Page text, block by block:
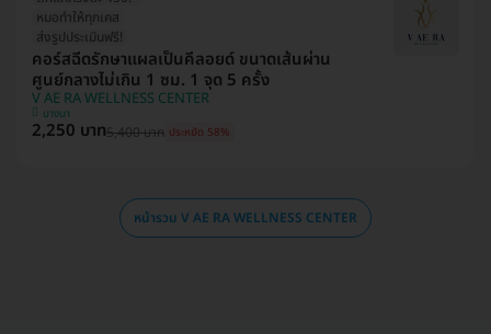
หมอทำให้ทุกเคส
ส่งรูปประเมินฟรี!
คอร์สฉีดรักษาแผลเป็นคีลอยด์ ขนาดเส้นผ่าน
ศูนย์กลางไม่เกิน 1 ซม. 1 จุด 5 ครั้ง
V AE RA WELLNESS CENTER
บางนา
2,250 บาท5,400 บาท ประหยัด 58%
หน้ารวม V AE RA WELLNESS CENTER